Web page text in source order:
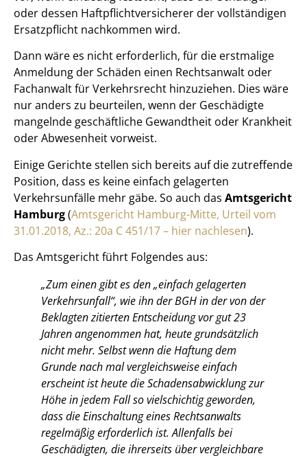
oder dessen Haftpflichtversicherer der vollständigen
Ersatzpflicht nachkommen wird.
Dann wäre es nicht erforderlich, für die erstmalige
Anmeldung der Schäden einen Rechtsanwalt oder
Fachanwalt für Verkehrsrecht hinzuziehen. Dies wäre
nur anders zu beurteilen, wenn der Geschädigte
mangelnde geschäftliche Gewandtheit oder Krankheit
oder Abwesenheit vorweist.
Einige Gerichte stellen sich bereits auf die zutreffende
Position, dass es keine einfach gelagerten
Verkehrsunfälle mehr gäbe. So auch das Amtsgericht
Hamburg(Amtsgericht Hamburg-Mitte, Urteil vom
31.01.2018, Az.: 20a C 451/17 – hier nachlesen).
Das Amtsgericht führt Folgendes aus:
„Zum einen gibt es den „einfach gelagerten
Verkehrsunfall“, wie ihn der BGH in der von der
Beklagten zitierten Entscheidung vor gut 23
Jahren angenommen hat, heute grundsätzlich
nicht mehr. Selbst wenn die Haftung dem
Grunde nach mal vergleichsweise einfach
erscheint ist heute die Schadensabwicklung zur
Höhe in jedem Fall so vielschichtig geworden,
dass die Einschaltung eines Rechtsanwalts
regelmäßig erforderlich ist. Allenfalls bei
Geschädigten, die ihrerseits über vergleichbare